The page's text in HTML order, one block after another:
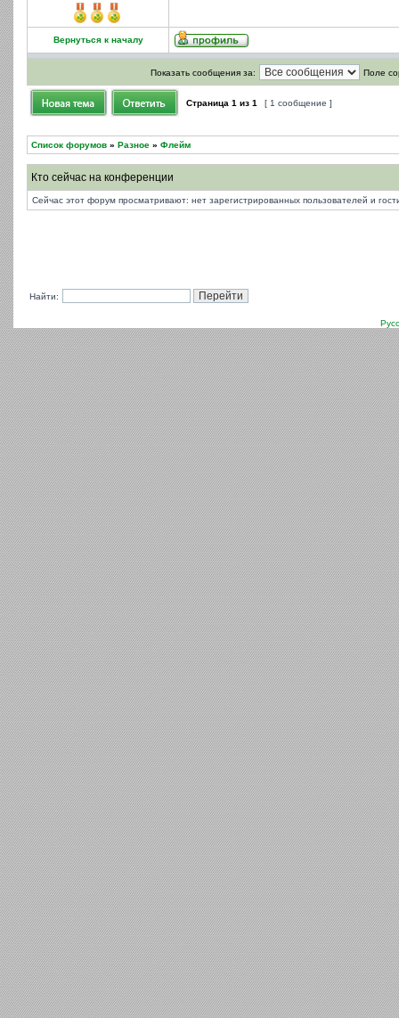
Вернуться к началу
Показать сообщения за: Поле
Страница 1 из 1 [ 1 сообщение ]
Список форумов » Разное » Флейм
Кто сейчас на конференции
Сейчас этот форум просматривают: нет зарегистрированных пользователей и
Найти: